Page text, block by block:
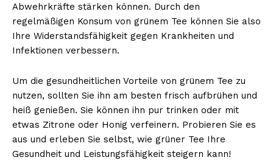
Abwehrkräfte stärken können. Durch den
regelmäßigen Konsum von grünem Tee können Sie also
Ihre Widerstandsfähigkeit gegen Krankheiten und
Infektionen verbessern.
Um die gesundheitlichen Vorteile von grünem Tee zu
nutzen, sollten Sie ihn am besten frisch aufbrühen und
heiß genießen. Sie können ihn pur trinken oder mit
etwas Zitrone oder Honig verfeinern. Probieren Sie es
aus und erleben Sie selbst, wie grüner Tee Ihre
Gesundheit und Leistungsfähigkeit steigern kann!